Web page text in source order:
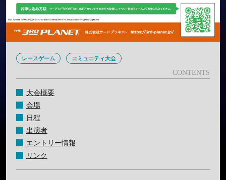
レースゲーム コミュニティ大会
大会概要
会場
日程
出演者
エントリー情報
リンク